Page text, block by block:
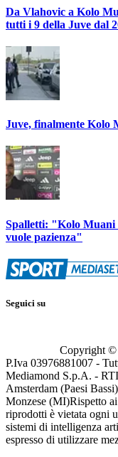
Da Vlahovic a Kolo
tutti i 9 della Juve dal
Juve, finalmente Kolo
Spalletti: "Kolo Muani
vuole pazienza"
Seguici su
Copyright ©
P.Iva 03976881007 -
Mediamond S.p.A. -
Amsterdam (Paesi
Monzese (MI)Rispetto
riprodotti è vietata ogni
sistemi di intelligenza
espresso di utilizzare